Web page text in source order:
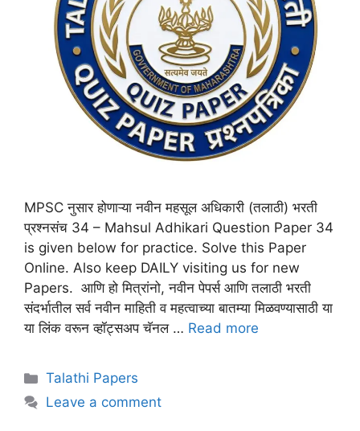
MPSC नुसार होणाऱ्या नवीन महसूल अधिकारी (तलाठी) भरती
प्रश्नसंच 34 – Mahsul Adhikari Question Paper 34
is given below for practice. Solve this Paper
Online. Also keep DAILY visiting us for new
Papers. आणि हो मित्रांनो, नवीन पेपर्स आणि तलाठी भरती
संदर्भातील सर्व नवीन माहिती व महत्वाच्या बातम्या मिळवण्यासाठी या
या लिंक वरून व्हॉट्सअप चॅनल … Read more
Talathi Papers
Leave a comment